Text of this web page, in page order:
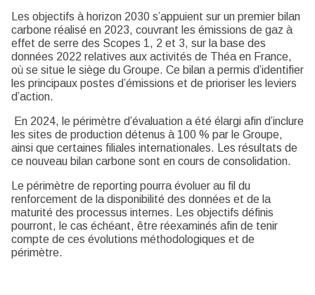
Les objectifs à horizon 2030 s’appuient sur un premier bilan
carbone réalisé en 2023, couvrant les émissions de gaz à
effet de serre des Scopes 1, 2 et 3, sur la base des
données 2022 relatives aux activités de Théa en France,
où se situe le siège du Groupe. Ce bilan a permis d’identifier
les principaux postes d’émissions et de prioriser les leviers
d’action.
En 2024, le périmètre d’évaluation a été élargi afin d’inclure
les sites de production détenus à 100 % par le Groupe,
ainsi que certaines filiales internationales. Les résultats de
ce nouveau bilan carbone sont en cours de consolidation.
Le périmètre de reporting pourra évoluer au fil du
renforcement de la disponibilité des données et de la
maturité des processus internes. Les objectifs définis
pourront, le cas échéant, être réexaminés afin de tenir
compte de ces évolutions méthodologiques et de
périmètre.